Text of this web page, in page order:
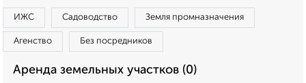
ИЖС Садоводство Земля промназначения
Агенство Без посредников
Аренда земельных участков (0)